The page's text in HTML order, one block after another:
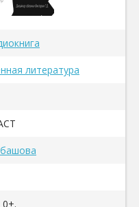
литература
0+.